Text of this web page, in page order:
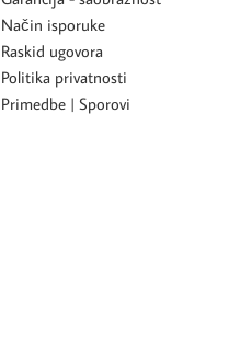
Način isporuke
Raskid ugovora
Politika privatnosti
Primedbe | Sporovi